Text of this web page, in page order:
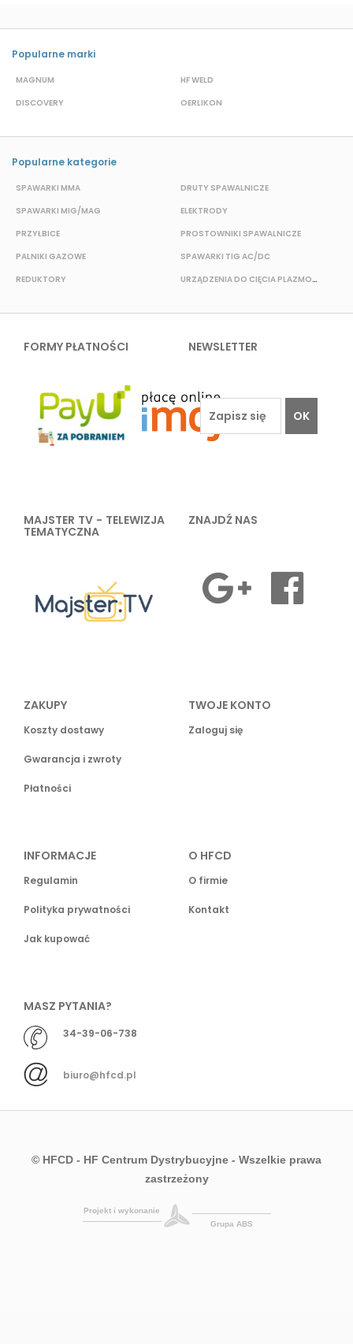
Popularne marki
MAGNUM
DISCOVERY
HF WELD
OERLIKON
Popularne kategorie
SPAWARKI MMA
SPAWARKI MIG/MAG
PRZYŁBICE
PALNIKI GAZOWE
REDUKTORY
DRUTY SPAWALNICZE
ELEKTRODY
PROSTOWNIKI SPAWALNICZE
SPAWARKI TIG AC/DC
URZĄDZENIA DO CIĘCIA PLAZMOWEGO
FORMY PŁATNOŚCI NEWSLETTER
OK
MAJSTER TV - TELEWIZJA
TEMATYCZNA
ZNAJDŹ NAS
ZAKUPY
Koszty dostawy
Gwarancja i zwroty
Płatności
TWOJE KONTO
Zaloguj się
INFORMACJE
Regulamin
Polityka prywatności
Jak kupować
O HFCD
O firmie
Kontakt
MASZ PYTANIA?
34-39-06-738
biuro@hfcd.pl
© HFCD - HF Centrum Dystrybucyjne - Wszelkie prawa
zastrzeżony
Projekt i wykonanie
Grupa ABS